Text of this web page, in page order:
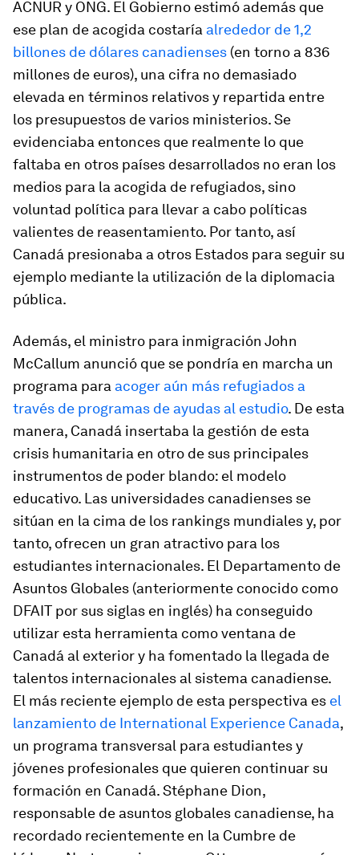
ACNUR y ONG. El Gobierno estimó además que
ese plan de acogida costaría alrededor de 1,2
billones de dólares canadienses (en torno a 836
millones de euros), una cifra no demasiado
elevada en términos relativos y repartida entre
los presupuestos de varios ministerios. Se
evidenciaba entonces que realmente lo que
faltaba en otros países desarrollados no eran los
medios para la acogida de refugiados, sino
voluntad política para llevar a cabo políticas
valientes de reasentamiento. Por tanto, así
Canadá presionaba a otros Estados para seguir su
ejemplo mediante la utilización de la diplomacia
pública.
Además, el ministro para inmigración John
McCallum anunció que se pondría en marcha un
programa para acoger aún más refugiados a
través de programas de ayudas al estudio. De esta
manera, Canadá insertaba la gestión de esta
crisis humanitaria en otro de sus principales
instrumentos de poder blando: el modelo
educativo. Las universidades canadienses se
sitúan en la cima de los rankings mundiales y, por
tanto, ofrecen un gran atractivo para los
estudiantes internacionales. El Departamento de
Asuntos Globales (anteriormente conocido como
DFAIT por sus siglas en inglés) ha conseguido
utilizar esta herramienta como ventana de
Canadá al exterior y ha fomentado la llegada de
talentos internacionales al sistema canadiense.
El más reciente ejemplo de esta perspectiva es el
lanzamiento de International Experience Canada,
un programa transversal para estudiantes y
jóvenes profesionales que quieren continuar su
formación en Canadá. Stéphane Dion,
responsable de asuntos globales canadiense, ha
recordado recientemente en la Cumbre de